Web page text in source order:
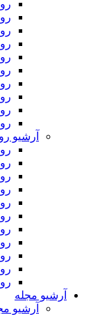
آرشیو
آرشیو مجله
آرشیو